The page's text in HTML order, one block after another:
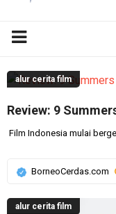
Review: 9
alur cerita film
Film Indonesia mulai
BorneoCerdas.com
alur cerita film